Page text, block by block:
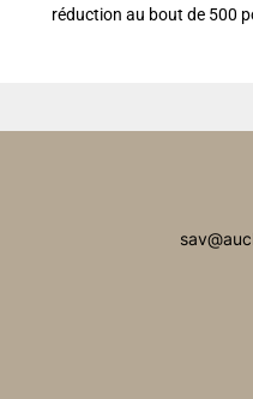
réduction au bout de 500